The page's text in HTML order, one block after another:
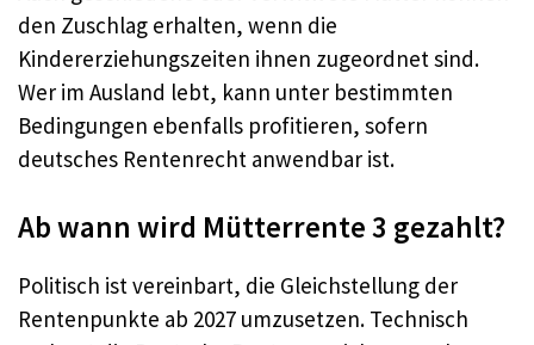
den Zuschlag erhalten, wenn die
Kindererziehungszeiten ihnen zugeordnet sind.
Wer im Ausland lebt, kann unter bestimmten
Bedingungen ebenfalls profitieren, sofern
deutsches Rentenrecht anwendbar ist.
Ab wann wird Mütterrente 3 gezahlt?
Politisch ist vereinbart, die Gleichstellung der
Rentenpunkte ab 2027 umzusetzen. Technisch